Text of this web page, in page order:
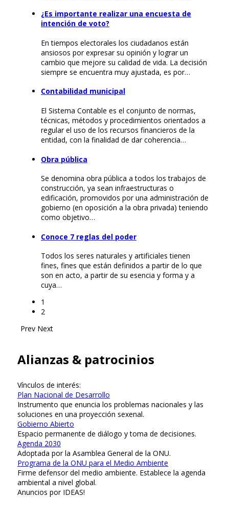
¿Es importante realizar una encuesta de
intención de voto?
En tiempos electorales los ciudadanos están
ansiosos por expresar su opinión y lograr un
cambio que mejore su calidad de vida. La decisión
siempre se encuentra muy ajustada, es por…
Contabilidad municipal
El Sistema Contable es el conjunto de normas,
técnicas, métodos y procedimientos orientados a
regular el uso de los recursos financieros de la
entidad, con la finalidad de dar coherencia…
Obra pública
Se denomina obra pública a todos los trabajos de
construcción, ya sean infraestructuras o
edificación, promovidos por una administración de
gobierno (en oposición a la obra privada) teniendo
como objetivo…
Conoce 7 reglas del poder
Todos los seres naturales y artificiales tienen
fines, fines que están definidos a partir de lo que
son en acto, a partir de su esencia y forma y a
cuya…
1
2
Prev Next
Alianzas & patrocinios
Vínculos de interés:
Plan Nacional de Desarrollo
Instrumento que enuncia los problemas nacionales y las
soluciones en una proyección sexenal.
Gobierno Abierto
Espacio permanente de diálogo y toma de decisiones.
Agenda 2030
Adoptada por la Asamblea General de la ONU.
Programa de la ONU para el Medio Ambiente
Firme defensor del medio ambiente. Establece la agenda
ambiental a nivel global.
Anuncios por IDEAS!